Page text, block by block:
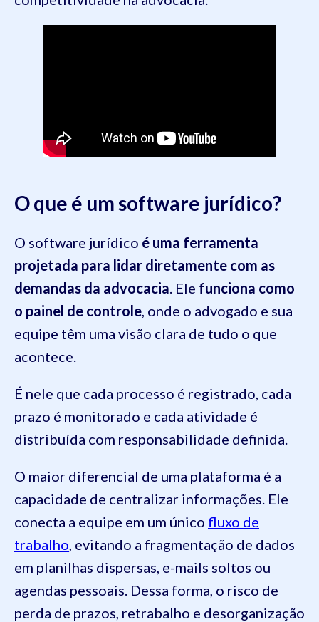
O que é um software jurídico?
O software jurídico é uma ferramenta
projetada para lidar diretamente com as
demandas da advocacia . Ele funciona como
o painel de controle , onde o advogado e sua
equipe têm uma visão clara de tudo o que
acontece.
É nele que cada processo é registrado, cada
prazo é monitorado e cada atividade é
distribuída com responsabilidade definida.
O maior diferencial de uma plataforma é a
capacidade de centralizar informações. Ele
conecta a equipe em um único fluxo de
trabalho , evitando a fragmentação de dados
em planilhas dispersas, e-mails soltos ou
agendas pessoais. Dessa forma, o risco de
perda de prazos, retrabalho e desorganização